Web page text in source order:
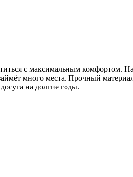
с максимальным комфортом.
много места. Прочный
на долгие годы.